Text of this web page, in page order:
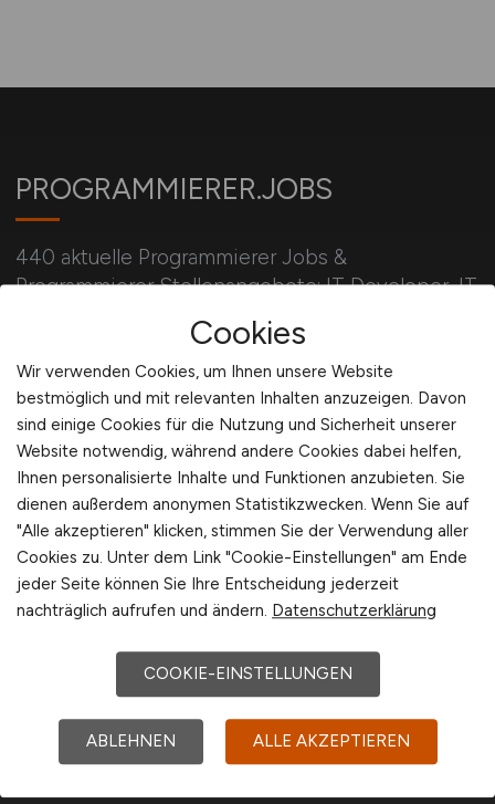
PROGRAMMIERER.JOBS
440 aktuelle Programmierer Jobs &
Programmierer Stellenangebote: IT Developer, IT
Entwickler, IT Engineer, Developer, C/C++, C#,
Software Entwickler
Für Arbeitnehmer
Für Arbeitgeber
Stellenanzeigen schalten
Mediadaten & Konditionen
Arbeitgeber Seite
Arbeitgeber Kontakt
Karrierenetzwerk
Cookies
Wir verwenden Cookies, um Ihnen unsere Website
bestmöglich und mit relevanten Inhalten anzuzeigen. Davon
sind einige Cookies für die Nutzung und Sicherheit unserer
Website notwendig, während andere Cookies dabei helfen,
Ihnen personalisierte Inhalte und Funktionen anzubieten. Sie
dienen außerdem anonymen Statistikzwecken. Wenn Sie auf
"Alle akzeptieren" klicken, stimmen Sie der Verwendung aller
Cookies zu. Unter dem Link "Cookie-Einstellungen" am Ende
jeder Seite können Sie Ihre Entscheidung jederzeit
nachträglich aufrufen und ändern. Datenschutzerklärung
COOKIE-EINSTELLUNGEN
ABLEHNEN ALLE AKZEPTIEREN